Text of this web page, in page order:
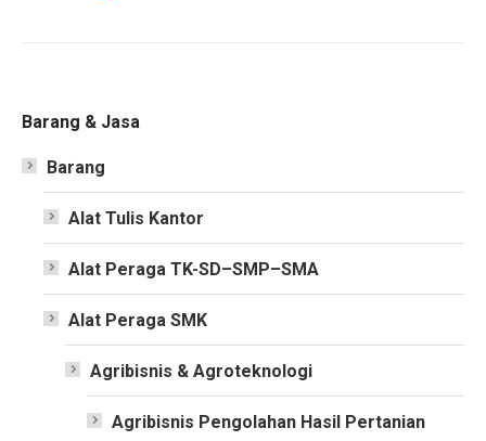
Barang & Jasa
Barang
Alat Tulis Kantor
Alat Peraga TK-SD–SMP–SMA
Alat Peraga SMK
Agribisnis & Agroteknologi
Agribisnis Pengolahan Hasil Pertanian